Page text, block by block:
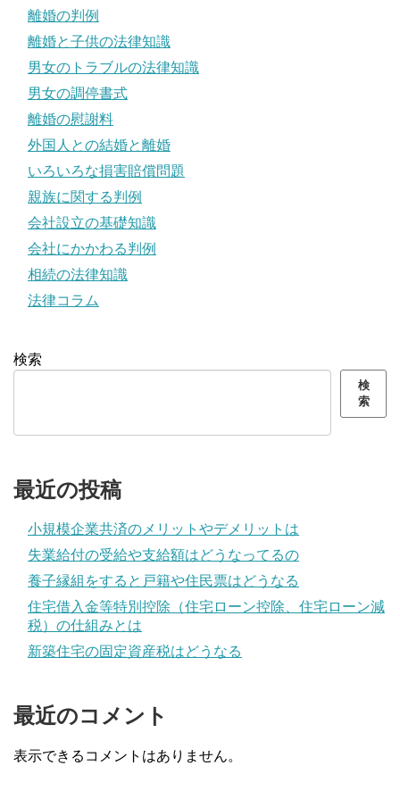
離婚の判例
離婚と子供の法律知識
男女のトラブルの法律知識
男女の調停書式
離婚の慰謝料
外国人との結婚と離婚
いろいろな損害賠償問題
親族に関する判例
会社設立の基礎知識
会社にかかわる判例
相続の法律知識
法律コラム
検索
検
索
最近の投稿
小規模企業共済のメリットやデメリットは
失業給付の受給や支給額はどうなってるの
養子縁組をすると戸籍や住民票はどうなる
住宅借入金等特別控除（住宅ローン控除、住宅ローン減
税）の仕組みとは
新築住宅の固定資産税はどうなる
最近のコメント
表示できるコメントはありません。